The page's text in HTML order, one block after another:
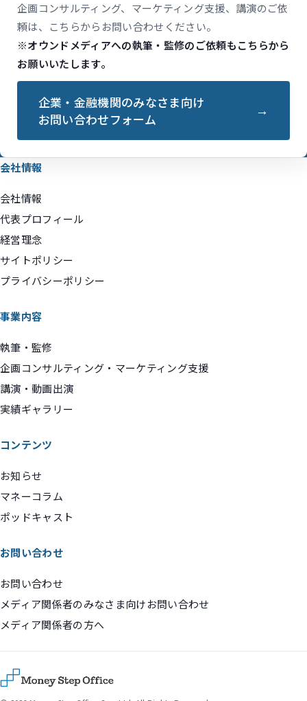
企画コンサルティング、マーケティング支援、講演のご依
頼は、こちらからお問い合わせください。
※オウンドメディアへの執筆・監修のご依頼もこちらから
お願いいたします。
企業・金融機関のみなさま向け
お問い合わせフォーム
会社情報
会社情報
代表プロフィール
経営理念
サイトポリシー
プライバシーポリシー
事業内容
執筆・監修
企画コンサルティング・マーケティング支援
講演・動画出演
実績ギャラリー
コンテンツ
お知らせ
マネーコラム
ポッドキャスト
お問い合わせ
お問い合わせ
メディア関係者のみなさま向けお問い合わせ
メディア関係者の方へ